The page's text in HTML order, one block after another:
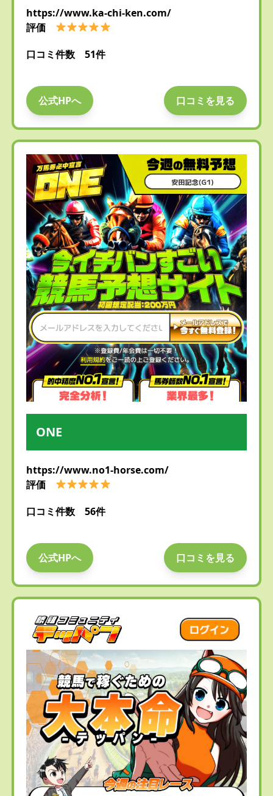
https://www.ka-chi-ken.com/
評価
口コミ件数 51件
公式HPへ 口コミを見る
ONE
https://www.no1-horse.com/
評価
口コミ件数 56件
公式HPへ 口コミを見る